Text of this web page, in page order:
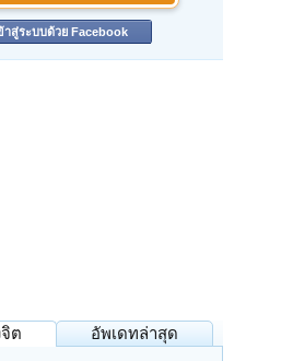
าสู่ระบบด้วย Facebook
ต อัพเดทล่าสุด